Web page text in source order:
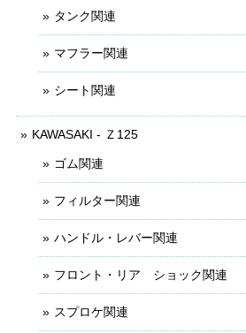
タンク関連
マフラー関連
シート関連
KAWASAKI - Ｚ125
ゴム関連
フィルター関連
ハンドル・レバー関連
フロント・リア ショック関連
スプロケ関連